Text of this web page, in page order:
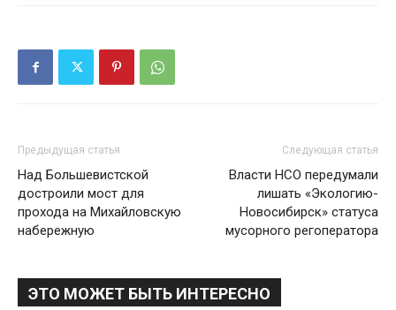
Предыдущая статья
Над Большевистской
достроили мост для
прохода на Михайловскую
набережную
Следующая статья
Власти НСО передумали
лишать «Экологию-
Новосибирск» статуса
мусорного регоператора
ЭТО МОЖЕТ БЫТЬ ИНТЕРЕСНО